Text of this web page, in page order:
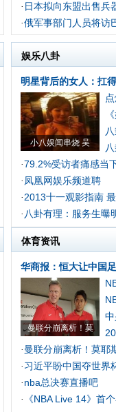
· 日本拟向东盟出售兵
·俄军事部门人员将访
娱乐八卦
明星背后的女人：扛
小八娱闻串烧 吴
·79.2%受访者痛感当
· 凤凰网娱乐频道聘
· 2013十一观影指南
· 八卦有理：服务生曝
体育资讯
华商报：恒大让中国
曼联分崩离析！莫
· 曼联分崩离析！莫耶
· 习近平盼中国夺世界
· nba总决赛直播吧
· 《NBA Live 14》首